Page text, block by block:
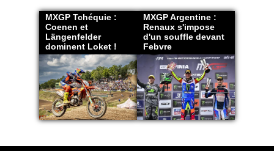
MXGP Tchéquie :
Coenen et
Längenfelder
dominent Loket !
MXGP Argentine :
Renaux s'impose
d'un souffle devant
Febvre